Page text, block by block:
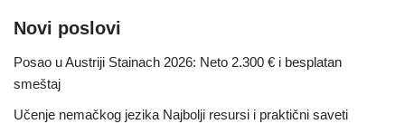
Novi poslovi
Posao u Austriji Stainach 2026: Neto 2.300 € i besplatan
smeštaj
Učenje nemačkog jezika Najbolji resursi i praktični saveti